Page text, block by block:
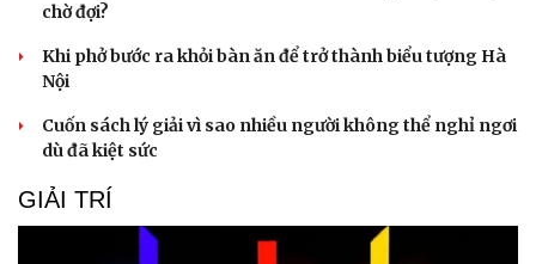
chờ đợi?
Khi phở bước ra khỏi bàn ăn để trở thành biểu tượng Hà
Nội
Cuốn sách lý giải vì sao nhiều người không thể nghỉ ngơi
dù đã kiệt sức
GIẢI TRÍ